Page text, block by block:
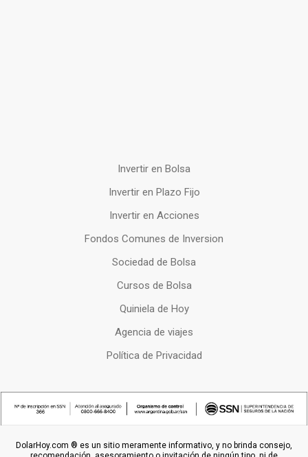
Invertir en Bolsa
Invertir en Plazo Fijo
Invertir en Acciones
Fondos Comunes de Inversion
Sociedad de Bolsa
Cursos de Bolsa
Quiniela de Hoy
Agencia de viajes
Política de Privacidad
DolarHoy.com ® es un sitio meramente informativo, y no brinda consejo,